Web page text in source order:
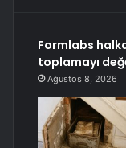
Formlabs
toplamayı
Ağustos 8, 2026